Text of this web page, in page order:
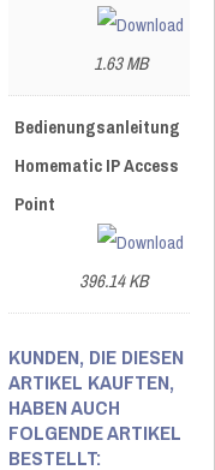
1.63 MB
Bedienungsanleitung
Homematic IP Access
Point
396.14 KB
KUNDEN, DIE DIESEN
ARTIKEL KAUFTEN,
HABEN AUCH
FOLGENDE ARTIKEL
BESTELLT: